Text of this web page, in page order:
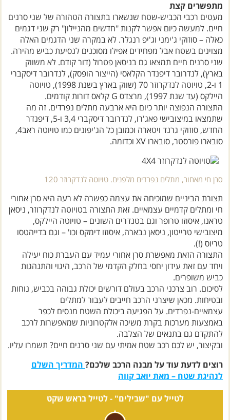
מתפשרים קצת
מעטים רכבי הכביש-שטח שנשארו בתצורה הטהורה של שני סרנים
חיים. למעשה כיום אפשר לקנות "חדשים מהניילון" רק שני דגמים
כאלה – סוזוקי ג'ימני וג'יפ רנגלר. לא במקרה שני הדגמים האלה
מצוינים בשטח אבל מפחידים אפילו מסוכנים לנסיעת כביש מהירה.
שני סרנים חיים תמצאו גם בניסאן פטרול (דור קודם. לא משווק
בארץ), לנדרובר דיפנדר הקלאסי (הייצור הופסק), לנדרובר דיסקברי
1 ו-2, טויוטה לנדקרוזר 70 (שווק בארץ בשנת 1998), טויוטה
היילקס (עד שנת 1997), מרצדס G קלאס דורות קודמים.
התצורה הנפוצה יותר כיום היא ארבעה מתלים נפרדים. זה מה
שתמצאו במיצובישי פאג'רו, לנדרובר דיסקברי 3,4 ו-5, דיפנדר
החדש, סוזוקי גרנד ויטארה וכמובן כל הג'יפונים כמו טויוטה ראב4,
סובארו פורסטר, סובארו XV וכדומה.
סרן חי מאחור, מתלים נפרדים מלפנים. טויוטה לנדקרוזר 120
תצורת הביניים שמוכיחה את עצמה כפשרה לא רעה היא סרן אחורי
חי ומתלים קדמיים עצמאיים. זאת התצורה בטויוטה לנדקרוזר, ניסאן
טראנו, איסוזו טרופר וגם בטנדרים השונים – טויוטה היילקס,
מיצובישי טרייטון, ניסאן נבארה, איסוזו דימקס וכו' – וגם בדייהטסו
טריוס (!).
התצורה הזאת מאפשרת סרן אחורי עמיד עם העברת כוח יעילה
ויחד עם זאת עידון יחסי בחלק הקדמי של הרכב, היגוי והתנהגות
כביש משופרים.
לסיכום. רוב צרכני הרכב בעולם דורשים יכולת גבוהה בכביש, נוחות
ובטיחות. מכאן שיצרני הרכב חייבים לעבור למתלים
עצמאיים-נפרדים. על הפגיעה ביכולת השטח מנסים לכפר
באמצעות מערכות בקרת משיכה אלקטרוניות שמאפשרות לרכב
להתקדם גם בתנאים של הצלבה.
ובקיצור, יש לכם רכב שטח אמיתי עם שני סרנים חיים? תשמרו עליו.
רוצים לדעת עוד על מבנה הרכב שלכם? המדריך השלם
לנהיגת שטח – מאת יואב קווה
לטייל עם "שבילים" -לטייל בראש שקט